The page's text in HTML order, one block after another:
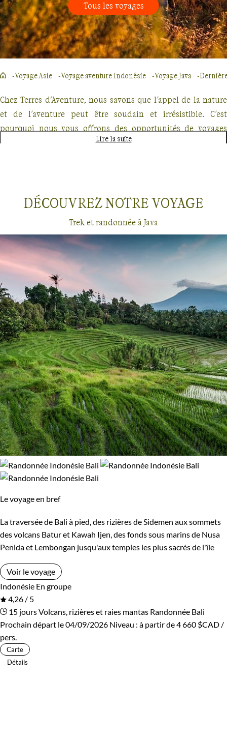
Dernières minutes
90% de satisfaction(113 avis
Tous les voyages
Voyage Asie Voyage aventure Indonésie Voyage Java
Chez Terres d'Aventure, nous savons que l'appel de la nature
et de l'aventure peut être soudain et irrésistible. C'est
pourquoi nous vous offrons des opportunités de voyages
d'aventure en dernières minutes, parfaits pour les
avons le voyage qu'il vous faut.
Nos offres de dernières minutes comprennent des treks
inoubliables, des randonnées dans des lieux emblématiques
et des croisières exploratoires. Imaginez-vous parcourant les
sentiers escarpés du GR20 en Corse, ou naviguant parmi les
glaciers du Spitzberg. Peut-être préférez-vous une expérience
plus puissante, comme gravir les pentes du Kilimandjaro ou
simplement explorer les volcans d'Auvergne.
Chaque voyage est soigneusement organisé pour vous offrir
une expérience authentique et enrichissante. Profitez-en
pour découvrir des destinations spectaculaires et vivre des
moments uniques.
Lire la suite
DÉCOUVREZ NOTREVOYAGE
Trek et randonnée à Java
Le voyage en bref
La traversée de Bali à pied, des rizières de Sidemen aux sommets
des volcans Batur et Kawah Ijen, des fonds sous marins de Nusa
Penida et Lembongan jusqu'aux temples les plus sacrés de l'île
Voir le voyage
Indonésie En groupe
4,26 / 5
15 joursVolcans, rizières et raies mantas Randonnée Bali
Prochain départ le 04/09/2026 Niveau : à partir de4 660 $CAD /
pers.
Carte
Détails